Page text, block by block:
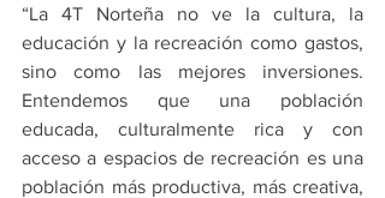
“La 4T Norteña no ve la cultura, la
educación y la recreación como gastos,
sino como las mejores inversiones.
Entendemos que una población
educada, culturalmente rica y con
acceso a espacios de recreación es una
población más productiva, más creativa,